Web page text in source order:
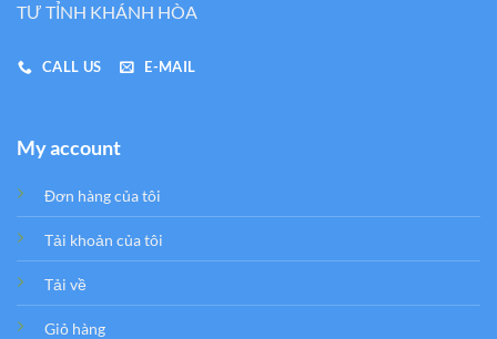
TƯ TỈNH KHÁNH HÒA
CALL US E-MAIL
My account
Đơn hàng của tôi
Tải khoản của tôi
Tải về
Giỏ hàng